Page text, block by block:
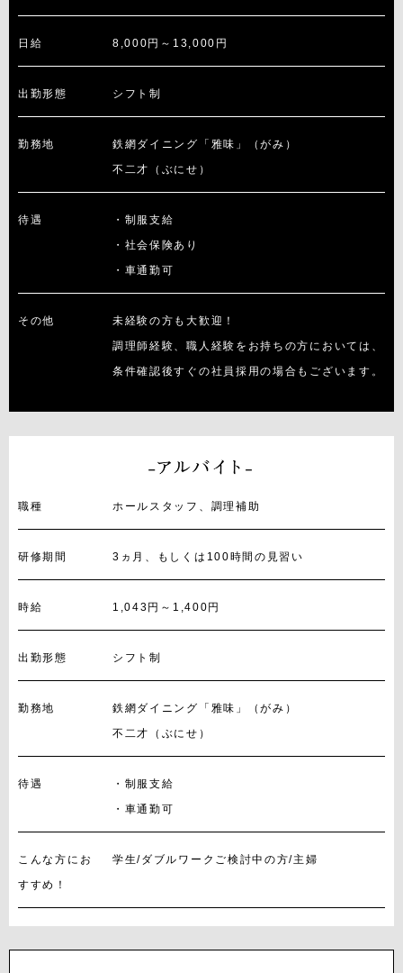
日給 8,000円～13,000円
出勤形態 シフト制
勤務地
鉄網ダイニング「雅味」（がみ）
不二才（ぶにせ）
待遇
・制服支給
・社会保険あり
・車通勤可
その他
未経験の方も大歓迎！
調理師経験、職人経験をお持ちの方においては、
条件確認後すぐの社員採用の場合もございます。
職種 ホールスタッフ、調理補助
研修期間 3ヵ月、もしくは100時間の見習い
時給 1,043円～1,400円
出勤形態 シフト制
勤務地
鉄網ダイニング「雅味」（がみ）
不二才（ぶにせ）
待遇
・制服支給
・車通勤可
こんな方にお
すすめ！
学生/ダブルワークご検討中の方/主婦